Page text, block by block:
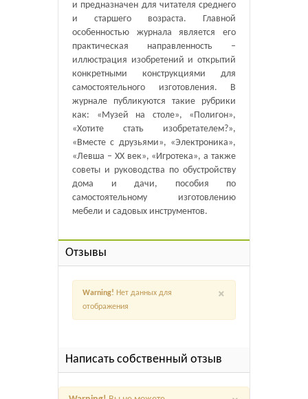
и предназначен для читателя среднего
и старшего возраста. Главной
особенностью журнала является его
практическая направленность –
иллюстрация изобретений и открытий
конкретными конструкциями для
самостоятельного изготовления. В
журнале публикуются такие рубрики
как: «Музей на столе», «Полигон»,
«Хотите стать изобретателем?»,
«Вместе с друзьями», «Электроника»,
«Левша – XX век», «Игротека», а также
советы и руководства по обустройству
дома и дачи, пособия по
самостоятельному изготовлению
мебели и садовых инструментов.
Отзывы
×
Warning! Нет данных для
отображения
Написать собственный отзыв